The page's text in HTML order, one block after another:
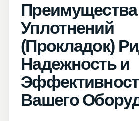
Преимущества
Уплотнений
(Прокладок)
Надежность и
Вашего